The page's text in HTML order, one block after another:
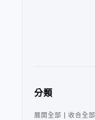
分類
展開全部
收合全部